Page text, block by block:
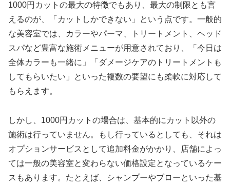
1000円カットの最大の特徴でもあり、最大の制限とも言
えるのが、「カットしかできない」という点です。一般的
な美容室では、カラーやパーマ、トリートメント、ヘッド
スパなど豊富な施術メニューが用意されており、「今日は
全体カラーも一緒に」「ダメージケアのトリートメントも
してもらいたい」といった複数の要望にも柔軟に対応して
もらえます。
しかし、1000円カットの場合は、基本的にカット以外の
施術は行っていません。もし行っているとしても、それは
オプションサービスとして追加料金がかかり、店舗によっ
ては一般の美容室と変わらない価格設定となっているケー
スもあります。たとえば、シャンプーやブローといった基